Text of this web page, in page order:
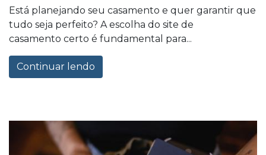
Está planejando seu casamento e quer garantir que
tudo seja perfeito? A escolha do site de
casamento certo é fundamental para...
Continuar lendo